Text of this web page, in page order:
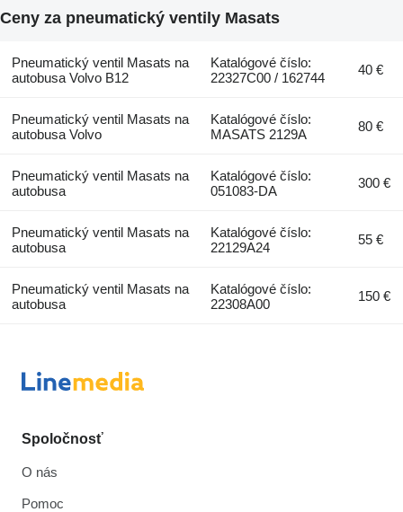
Ceny za pneumatický ventily Masats
Pneumatický ventil Masats na
autobusa Volvo B12
Katalógové číslo:
22327C00 / 162744
40 €
Pneumatický ventil Masats na
autobusa Volvo
Katalógové číslo:
MASATS 2129A
80 €
Pneumatický ventil Masats na
autobusa
Katalógové číslo:
051083-DA
300 €
Pneumatický ventil Masats na
autobusa
Katalógové číslo:
22129A24
55 €
Pneumatický ventil Masats na
autobusa
Katalógové číslo:
22308A00
150 €
Spoločnosť
O nás
Pomoc